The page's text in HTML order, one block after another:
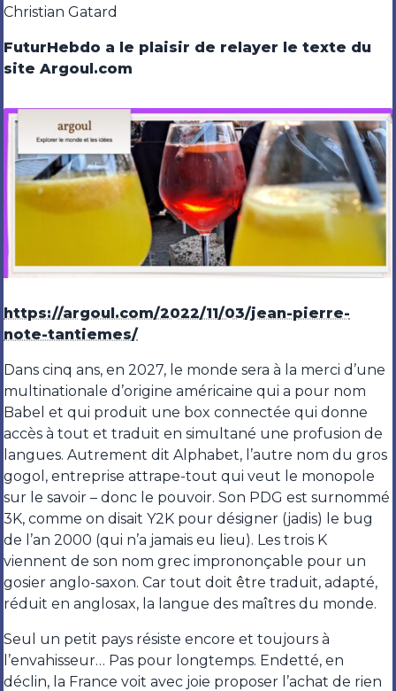
Christian Gatard
FuturHebdo a le plaisir de relayer le texte du
site Argoul.com
https://argoul.com/2022/11/03/jean-pierre-
note-tantiemes/
Dans cinq ans, en 2027, le monde sera à la merci d’une
multinationale d’origine américaine qui a pour nom
Babel et qui produit une box connectée qui donne
accès à tout et traduit en simultané une profusion de
langues. Autrement dit Alphabet, l’autre nom du gros
gogol, entreprise attrape-tout qui veut le monopole
sur le savoir – donc le pouvoir. Son PDG est surnommé
3K, comme on disait Y2K pour désigner (jadis) le bug
de l’an 2000 (qui n’a jamais eu lieu). Les trois K
viennent de son nom grec imprononçable pour un
gosier anglo-saxon. Car tout doit être traduit, adapté,
réduit en anglosax, la langue des maîtres du monde.
Seul un petit pays résiste encore et toujours à
l’envahisseur… Pas pour longtemps. Endetté, en
déclin, la France voit avec joie proposer l’achat de rien